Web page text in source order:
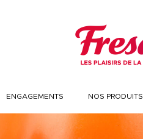
ENGAGEMENTS NOS PRODUITS